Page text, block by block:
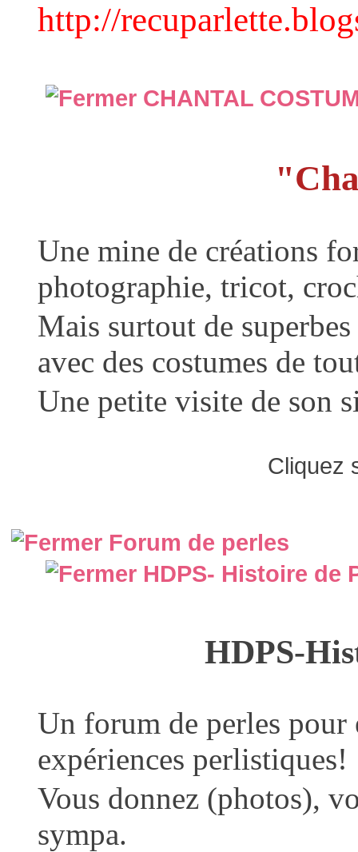
http://
CHANTAL
Une mine de créations
photographie, tricot,
Mais surtout de
avec des costumes de
Une petite visite de son
Cliquez sur
Forum de perles
HDPS- Histoire de
HDPS-
Un forum de perles pour
expériences perlistiques!
Vous donnez (photos),
sympa.